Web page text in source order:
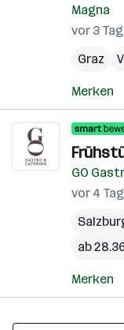
Magna
vor 3
Graz
Merken
GO
vor 4
ab
Merken